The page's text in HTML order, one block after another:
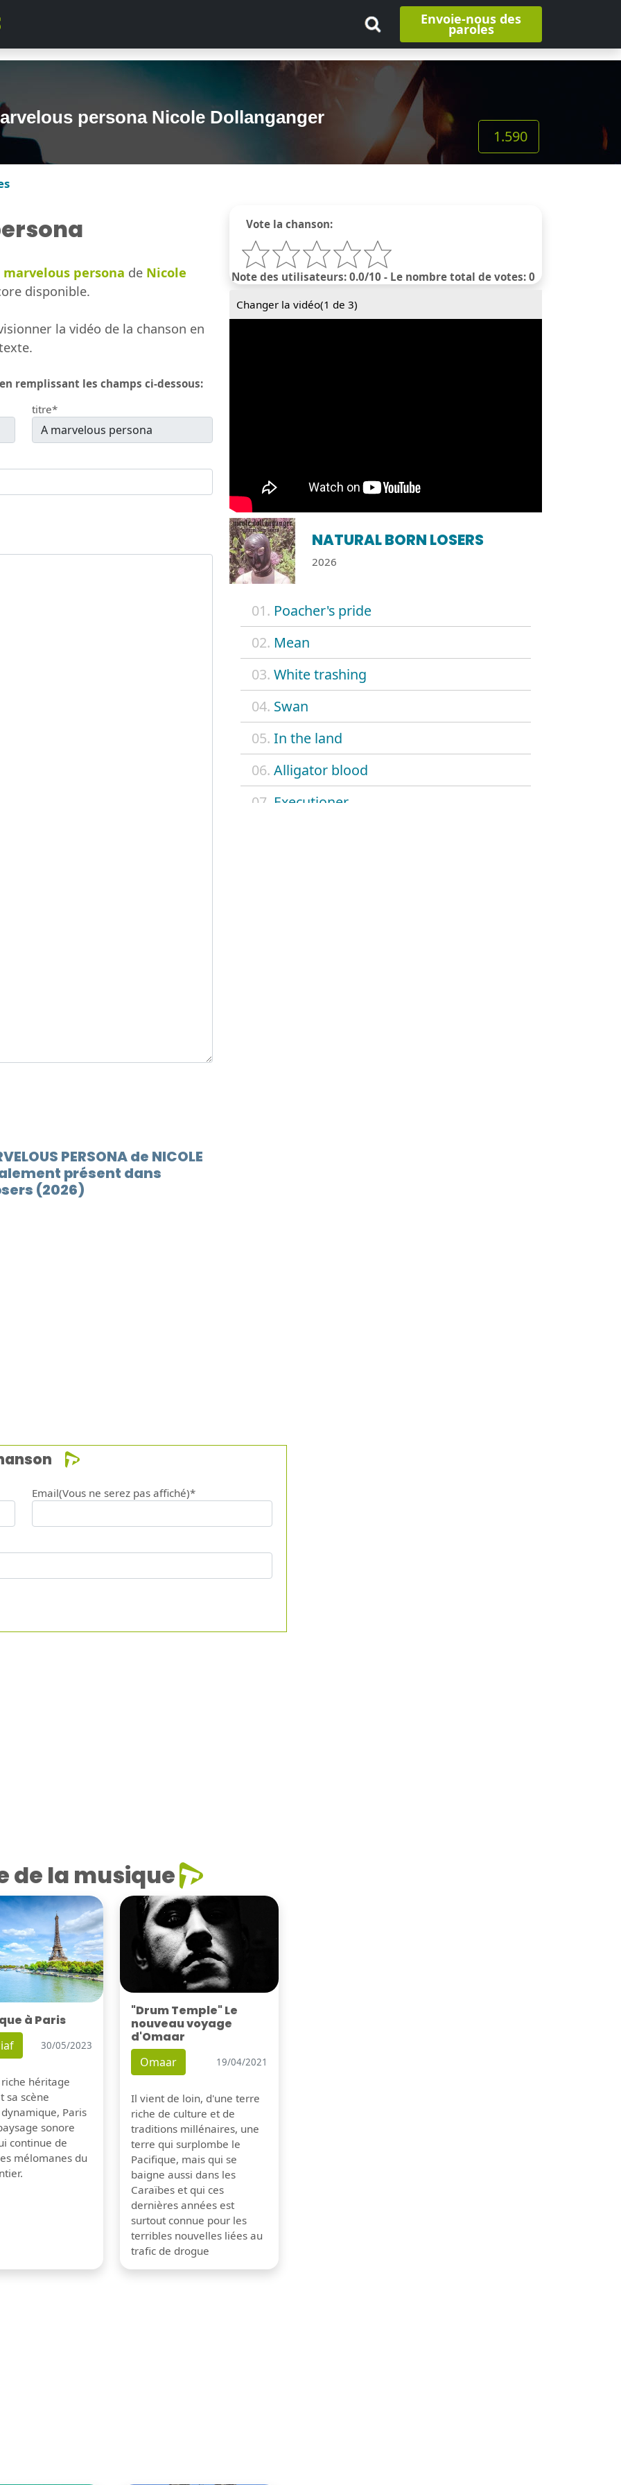
Envoie-nous des
paroles
persona Nicole Dollanganger
1.590
Vote la chanson:
Note des utilisateurs: 0.0/10 - Le nombre total de votes: 0
Changer la vidéo(1 de 3)
NATURAL BORN LOSERS
2026
01. Poacher's pride
02. Mean
03. White trashing
04. Swan
05. In the land
06. Alligator blood
07. Executioner
marvelous persona de Nicole
disponible.
la vidéo de la chanson en
remplissant les champs ci-dessous:
titre*
PERSONA de NICOLE
présent dans
(2026)
Email(Vous ne serez pas affiché)*
de la musique
à Paris
30/05/2023
héritage
sa scène
Paris
sonore
continue de
mélomanes du
"Drum Temple" Le
nouveau voyage
d'Omaar
Omaar 19/04/2021
Il vient de loin, d'une terre
riche de culture et de
traditions millénaires, une
terre qui surplombe le
Pacifique, mais qui se
baigne aussi dans les
Caraïbes et qui ces
dernières années est
surtout connue pour les
terribles nouvelles liées au
trafic de drogue